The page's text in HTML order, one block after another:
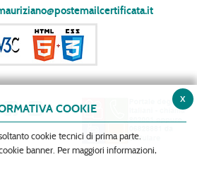
x
COOKIE
cookie tecnici di prima parte.
banner. Per maggiori informazioni,